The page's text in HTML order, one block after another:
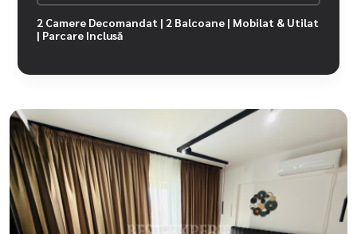
2 Camere Decomandat | 2 Balcoane | Mobilat & Utilat
| Parcare Inclusă